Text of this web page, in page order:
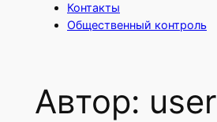
Контакты
Общественный контроль
Автор: user